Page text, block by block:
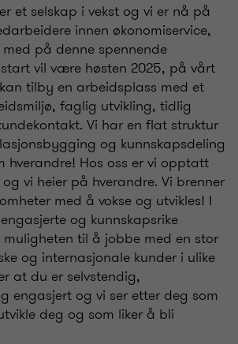
et selskap i vekst og vi er nå på
innen økonomiservice,
på denne spennende
vil være høsten 2025, på vårt
tilby en arbeidsplass med et
faglig utvikling, tidlig
Vi har en flat struktur
og kunnskapsdeling
hverandre! Hos oss er vi opptatt
vi heier på hverandre. Vi brenner
med å vokse og utvikles! I
og kunnskapsrike
til å jobbe med en stor
og internasjonale kunder i ulike
at du er selvstendig,
engasjert og vi ser etter deg som
deg og som liker å bli